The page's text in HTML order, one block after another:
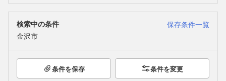
検索中の条件
保存条件一覧
金沢市
条件を保存 条件を変更